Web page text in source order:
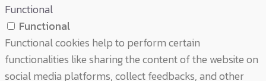
Functional
Functional
Functional cookies help to perform certain
functionalities like sharing the content of the website on
social media platforms, collect feedbacks, and other